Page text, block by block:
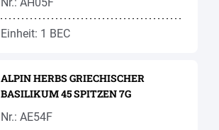
Einheit: 1 BEC
ALPIN HERBS GRIECHISCHER
BASILIKUM 45 SPITZEN 7G
Nr.: AE54F